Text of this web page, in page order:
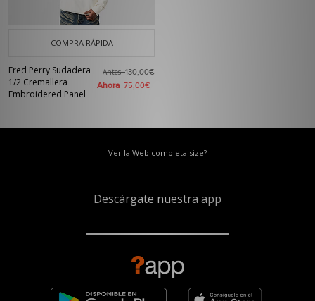
COMPRA RÁPIDA
Fred Perry Sudadera
1/2 Cremallera
Embroidered Panel
Antes130,00€
Ahora 75,00€
Ver la Web completa size?
Descárgate nuestra app